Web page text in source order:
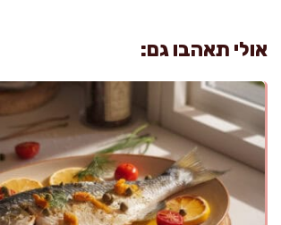
אולי תאהבו גם: